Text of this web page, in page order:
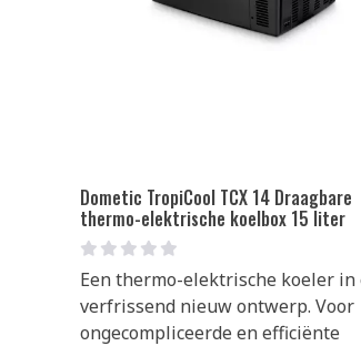
Dometic TropiCool TCX 14 Draagbare
thermo-elektrische koelbox 15 liter
Een thermo-elektrische koeler in
verfrissend nieuw ontwerp. Voor
ongecompliceerde en efficiënte